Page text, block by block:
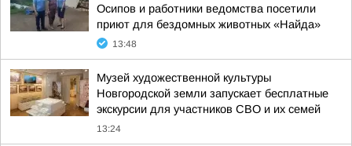
Осипов и работники ведомства посетили
приют для бездомных животных «Найда»
13:48
Музей художественной культуры
Новгородской земли запускает бесплатные
экскурсии для участников СВО и их семей
13:24